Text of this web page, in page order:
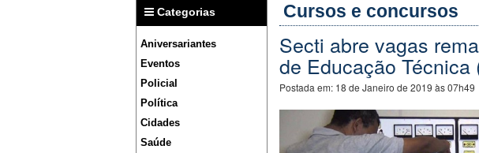
Categorias
Aniversariantes
Eventos
Policial
Política
Cidades
Saúde
Cursos e concursos
Secti abre vagas
de Educação Técnica
Postada em: 18 de Janeiro de 2019 às 07h49